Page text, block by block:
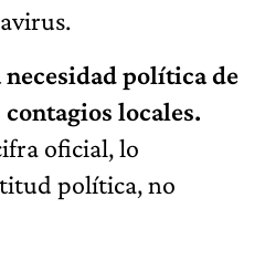
necesidad política de
contagios locales.
oficial, lo
política, no